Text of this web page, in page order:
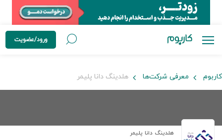
ورود/عضویت
کاربوم معرفی شرکت‌ها هلدینگ دانا پلیمر
هلدینگ دانا پلیمر